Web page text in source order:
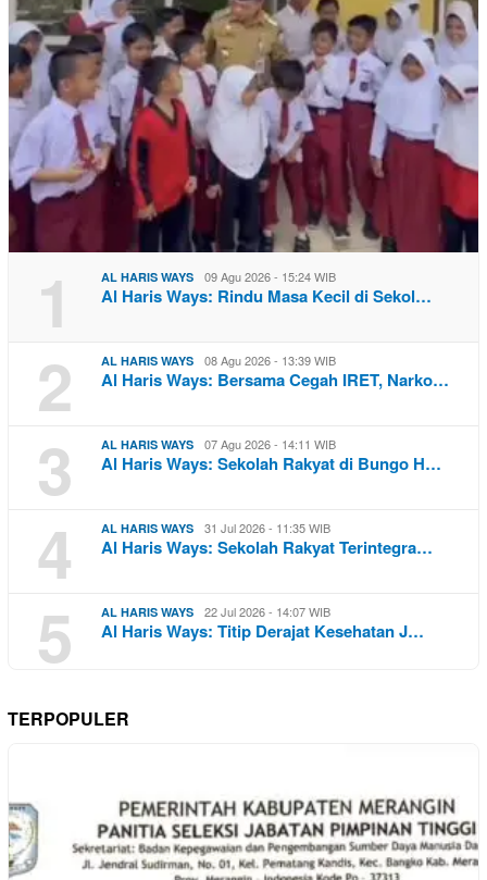
1 AL HARIS WAYS 09 Agu 2026 - 15:24 WIB
Al Haris Ways: Rindu Masa Kecil di Sekol…
2 AL HARIS WAYS 08 Agu 2026 - 13:39 WIB
Al Haris Ways: Bersama Cegah IRET, Narko…
3 AL HARIS WAYS 07 Agu 2026 - 14:11 WIB
Al Haris Ways: Sekolah Rakyat di Bungo H…
4 AL HARIS WAYS 31 Jul 2026 - 11:35 WIB
Al Haris Ways: Sekolah Rakyat Terintegra…
5 AL HARIS WAYS 22 Jul 2026 - 14:07 WIB
Al Haris Ways: Titip Derajat Kesehatan J…
TERPOPULER